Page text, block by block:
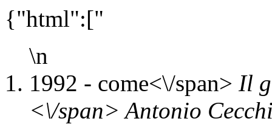
{"html":["
\n
1992 - come<\/span> Il
<\/span> Antonio